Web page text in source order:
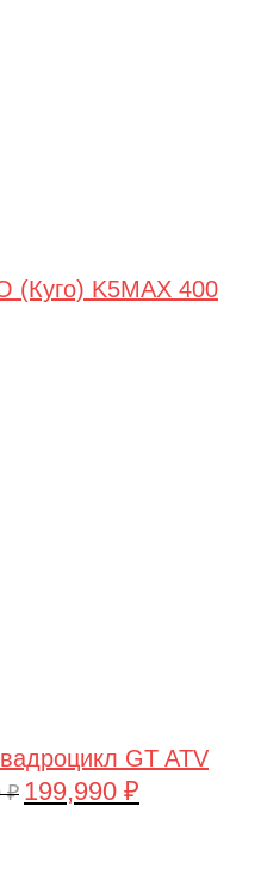
(Куго) K5MAX 400
GT ATV
₽ Первоначальная
199,990 ₽